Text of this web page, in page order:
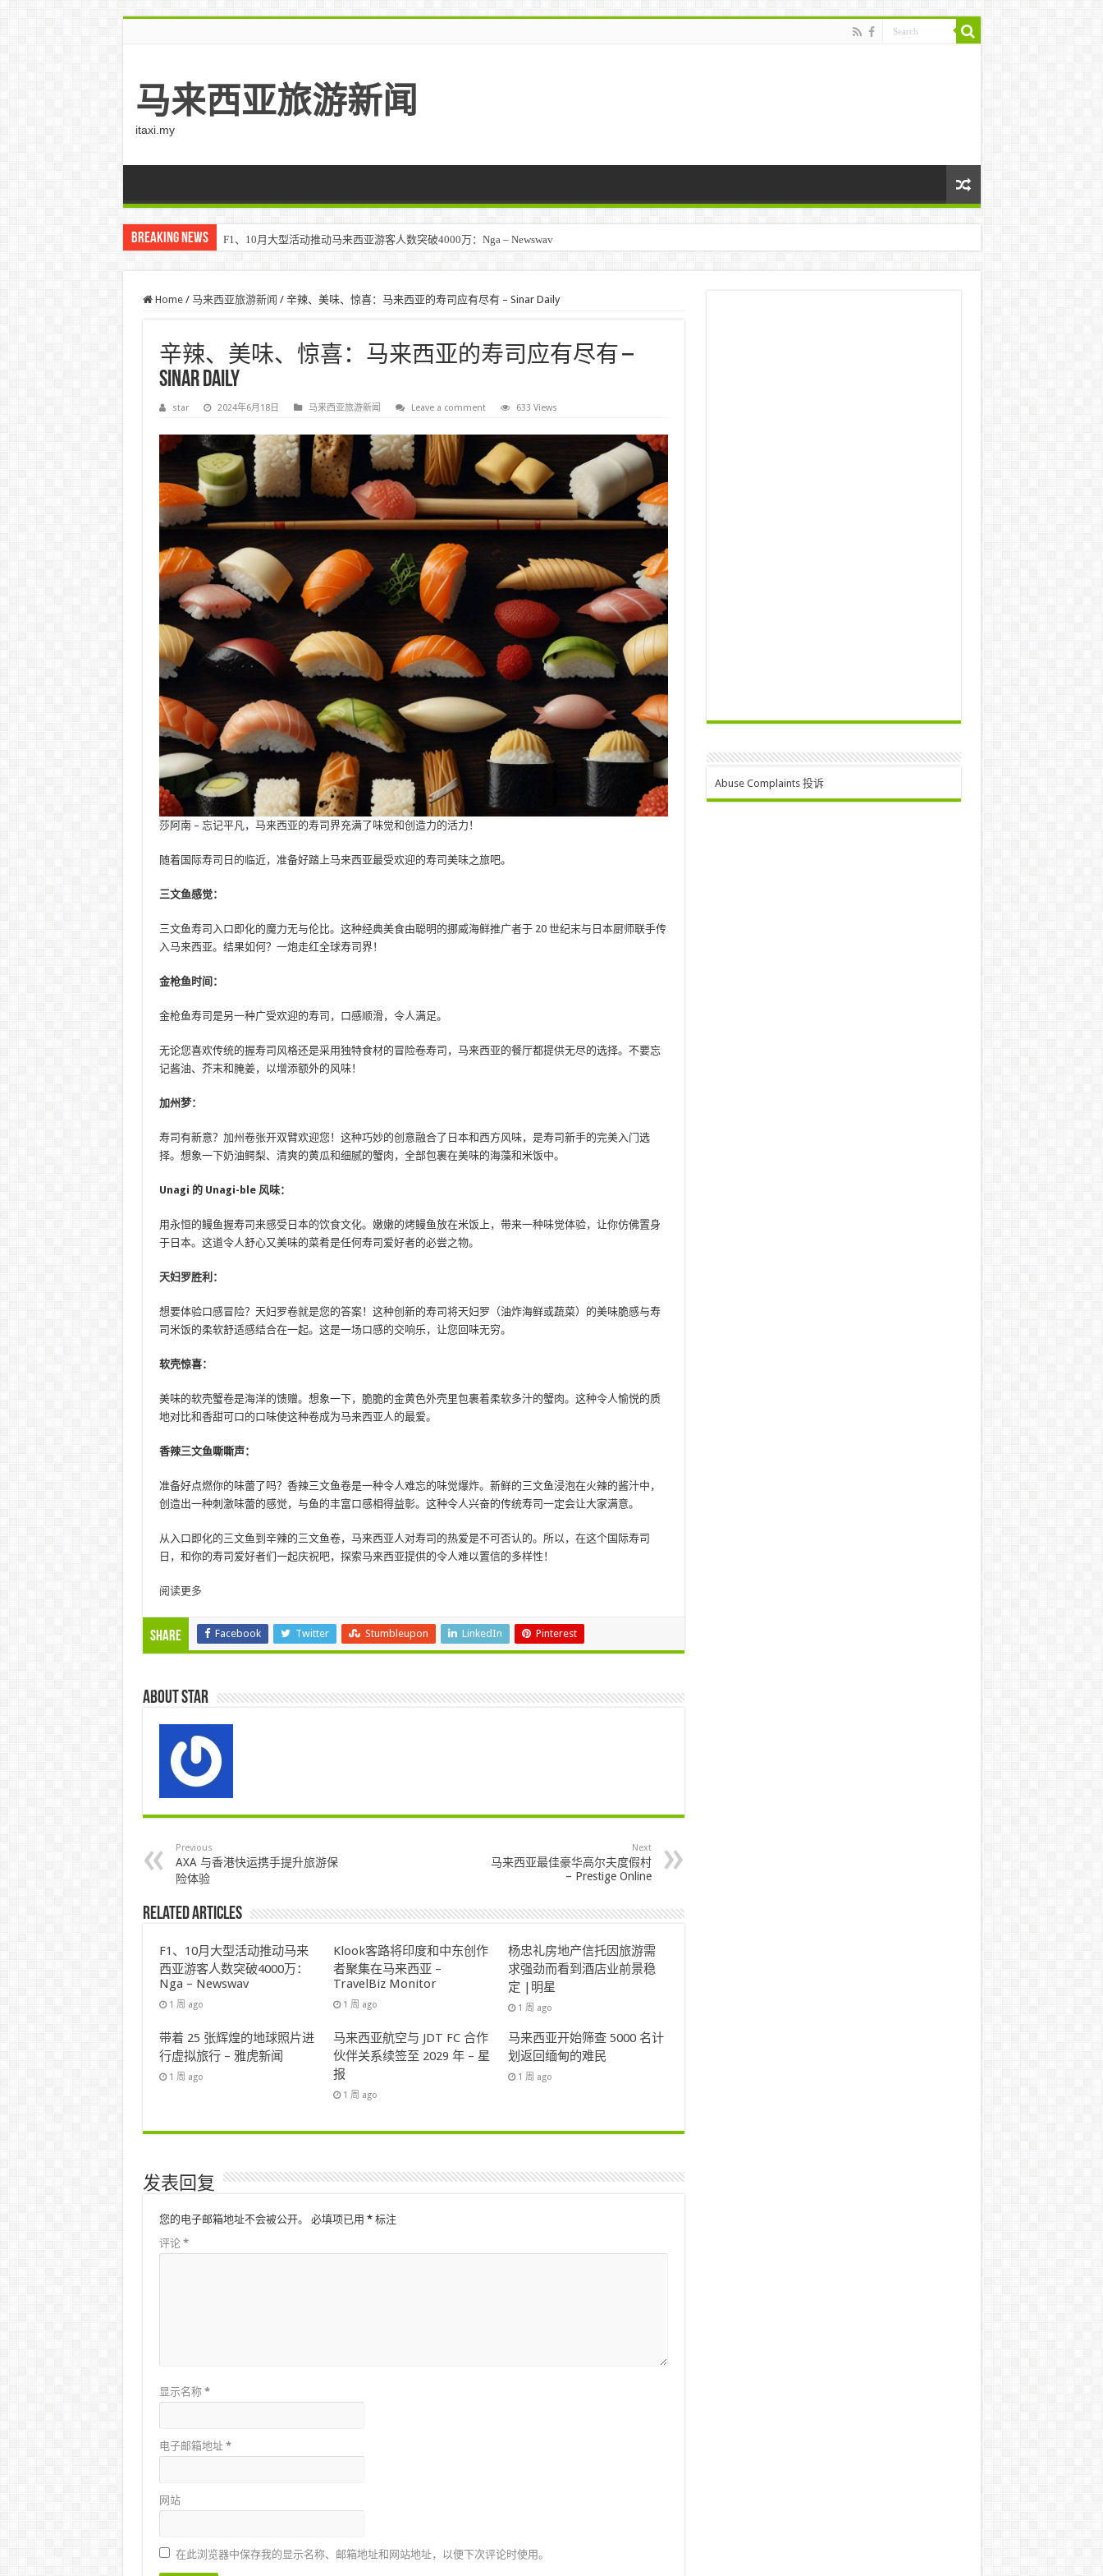
马来西亚旅游新闻
itaxi.my
Breaking News F1、10月大型活动推动马来西亚游客人数突破4000万：Nga – Newswav
Home / 马来西亚旅游新闻 / 辛辣、美味、惊喜：马来西亚的寿司应有尽有 – Sinar Daily
辛辣、美味、惊喜：马来西亚的寿司应有尽有 –
Sinar Daily
star 2024年6月18日 马来西亚旅游新闻 Leave a comment 633 Views
莎阿南 – 忘记平凡，马来西亚的寿司界充满了味觉和创造力的活力！
随着国际寿司日的临近，准备好踏上马来西亚最受欢迎的寿司美味之旅吧。
三文鱼感觉：
三文鱼寿司入口即化的魔力无与伦比。这种经典美食由聪明的挪威海鲜推广者于 20 世纪末与日本厨师联手传
入马来西亚。结果如何？一炮走红全球寿司界！
金枪鱼时间：
金枪鱼寿司是另一种广受欢迎的寿司，口感顺滑，令人满足。
无论您喜欢传统的握寿司风格还是采用独特食材的冒险卷寿司，马来西亚的餐厅都提供无尽的选择。不要忘
记酱油、芥末和腌姜，以增添额外的风味！
加州梦：
寿司有新意？加州卷张开双臂欢迎您！这种巧妙的创意融合了日本和西方风味，是寿司新手的完美入门选
择。想象一下奶油鳄梨、清爽的黄瓜和细腻的蟹肉，全部包裹在美味的海藻和米饭中。
Unagi 的 Unagi-ble 风味：
用永恒的鳗鱼握寿司来感受日本的饮食文化。嫩嫩的烤鳗鱼放在米饭上，带来一种味觉体验，让你仿佛置身
于日本。这道令人舒心又美味的菜肴是任何寿司爱好者的必尝之物。
天妇罗胜利：
想要体验口感冒险？天妇罗卷就是您的答案！这种创新的寿司将天妇罗（油炸海鲜或蔬菜）的美味脆感与寿
司米饭的柔软舒适感结合在一起。这是一场口感的交响乐，让您回味无穷。
软壳惊喜：
美味的软壳蟹卷是海洋的馈赠。想象一下，脆脆的金黄色外壳里包裹着柔软多汁的蟹肉。这种令人愉悦的质
地对比和香甜可口的口味使这种卷成为马来西亚人的最爱。
香辣三文鱼嘶嘶声：
准备好点燃你的味蕾了吗？香辣三文鱼卷是一种令人难忘的味觉爆炸。新鲜的三文鱼浸泡在火辣的酱汁中，
创造出一种刺激味蕾的感觉，与鱼的丰富口感相得益彰。这种令人兴奋的传统寿司一定会让大家满意。
从入口即化的三文鱼到辛辣的三文鱼卷，马来西亚人对寿司的热爱是不可否认的。所以，在这个国际寿司
日，和你的寿司爱好者们一起庆祝吧，探索马来西亚提供的令人难以置信的多样性！
阅读更多
Share Facebook Twitter Stumbleupon LinkedIn Pinterest
About star
Previous
AXA 与香港快运携手提升旅游保
险体验
Next
马来西亚最佳豪华高尔夫度假村
– Prestige Online
Related Articles
F1、10月大型活动推动马来
西亚游客人数突破4000万：
Nga – Newswav
1 周 ago
Klook客路将印度和中东创作
者聚集在马来西亚 –
TravelBiz Monitor
1 周 ago
杨忠礼房地产信托因旅游需
求强劲而看到酒店业前景稳
定 |明星
1 周 ago
带着 25 张辉煌的地球照片进
行虚拟旅行 – 雅虎新闻
1 周 ago
马来西亚航空与 JDT FC 合作
伙伴关系续签至 2029 年 – 星
报
1 周 ago
马来西亚开始筛查 5000 名计
划返回缅甸的难民
1 周 ago
发表回复
您的电子邮箱地址不会被公开。 必填项已用 *标注
评论 *
显示名称 *
电子邮箱地址 *
网站
在此浏览器中保存我的显示名称、邮箱地址和网站地址，以便下次评论时使用。
Abuse Complaints 投诉